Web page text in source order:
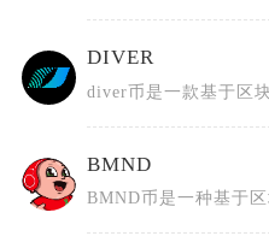
DIVER
BMND